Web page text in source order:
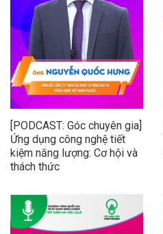
[PODCAST: Góc chuyên gia]
Ứng dụng công nghệ tiết
kiệm năng lượng: Cơ hội và
thách thức